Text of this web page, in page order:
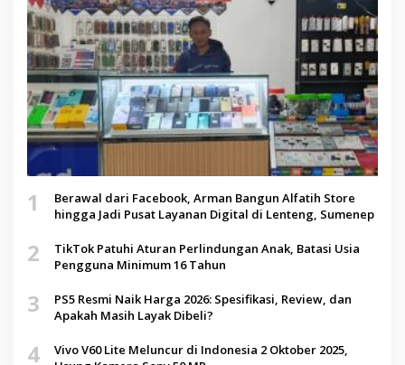
1
Berawal dari Facebook, Arman Bangun Alfatih Store
hingga Jadi Pusat Layanan Digital di Lenteng, Sumenep
2
TikTok Patuhi Aturan Perlindungan Anak, Batasi Usia
Pengguna Minimum 16 Tahun
3
PS5 Resmi Naik Harga 2026: Spesifikasi, Review, dan
Apakah Masih Layak Dibeli?
4
Vivo V60 Lite Meluncur di Indonesia 2 Oktober 2025,